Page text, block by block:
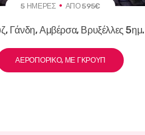
5 ΗΜΈΡΕΣ ΑΠΌ 595€
Γάνδη, Αμβέρσα, Βρυξέλλες 5ημ.
ΑΕΡΟΠΟΡΙΚΌ, ΜΕ ΓΚΡΟΥΠ